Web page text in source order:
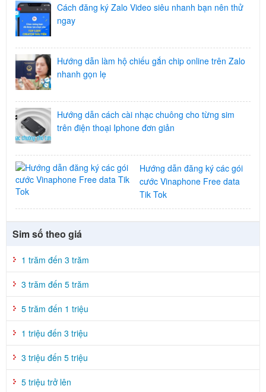
Cách đăng ký Zalo Video siêu nhanh bạn nên thử
ngay
Hướng dẫn làm hộ chiếu gắn chip online trên Zalo
nhanh gọn lẹ
Hướng dẫn cách cài nhạc chuông cho từng sim
trên điện thoại Iphone đơn giản
Hướng dẫn đăng ký các gói
cước Vinaphone Free data
Tik Tok
Sim số theo giá
1 trăm đến 3 trăm
3 trăm đến 5 trăm
5 trăm đến 1 triệu
1 triệu đến 3 triệu
3 triệu đến 5 triệu
5 triệu trở lên